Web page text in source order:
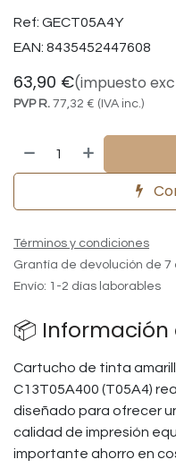
Ref: GECT05A4Y
EAN: 8435452447608
63,90 €(impuesto
PVP R. 77,32 € (IVA inc.)
Términos y condiciones
Grantía de devolución de 7
Envío: 1-2 días laborables
📦
Cartucho de tinta
C13T05A400 (T05A4)
diseñado para ofrecer
calidad de impresión
importante ahorro en